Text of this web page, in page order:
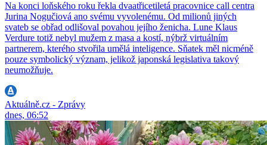
Na konci loňského roku řekla dvaatřicetiletá pracovnice call centra
Jurina Nogučiová ano svému vyvolenému. Od milionů jiných
svateb se obřad odlišoval povahou jejího ženicha. Lune Klaus
Verdure totiž nebyl mužem z masa a kostí, nýbrž virtuálním
partnerem, kterého stvořila umělá inteligence. Sňatek měl nicméně
pouze symbolický význam, jelikož japonská legislativa takový
neumožňuje.
Aktuálně.cz - Zprávy
dnes, 06:52